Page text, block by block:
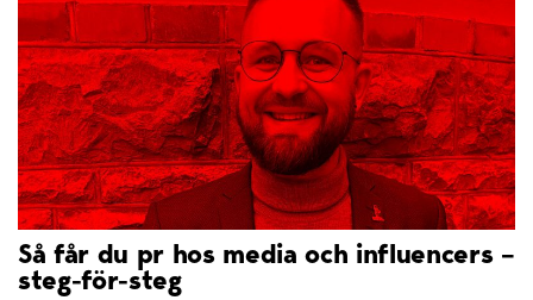
Så får du pr hos media och influencers –
steg-för-steg